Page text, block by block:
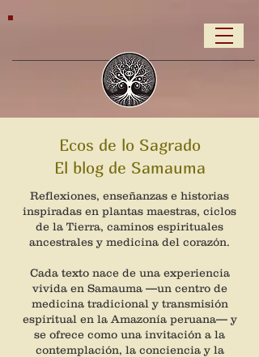
Ecos de lo Sagrado
El blog de Samauma
Reflexiones, enseñanzas e historias
inspiradas en plantas maestras, ciclos
de la Tierra, caminos espirituales
ancestrales y medicina del corazón.
Cada texto nace de una experiencia
vivida en Samauma —un centro de
medicina tradicional y transmisión
espiritual en la Amazonía peruana— y
se ofrece como una invitación a la
contemplación, la conciencia y la